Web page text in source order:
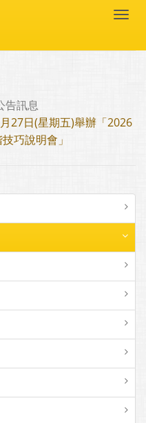
告訊息
27日(星期五)舉辦「2026
巧說明會」